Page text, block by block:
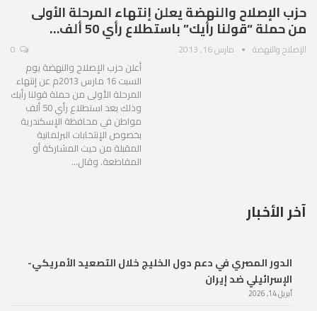
حزب الإصلاح والنهضة يعلن إنتهاء المرحلة الأولى
من حملة “قولنا رأيك” باستطلاع رأي 50 ألف…
الإصلاح والنهضة مارس 16, 2013
أعلن حزب الإصلاح والنهضة يوم
السبت 16 مارس 2013م عن إنتهاء
المرحلة الأولى من حملة قولنا رأيك
وذلك بعد استطلاع رأي 50 ألف
مواطن في محافظة الإسكندرية
بخصوص الإنتخابات البرلمانية
المقبلة من حيث المشاركة أو
المقاطعة. وقال…
آخر الأخبار
الدور المصري في دعم دول الخليج خلال التصعيد الأمريكي-
الإسرائيلي ضد إيران
أبريل 14, 2026